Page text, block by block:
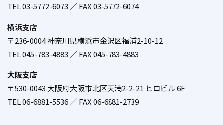
／
TEL 03-5772-6073 ／ FAX 03-5772-6074
横浜支店
〒236-0004 神奈川県横浜市金沢区福浦2-10-12
／
TEL 045-783-4883 ／ FAX 045-783-4883
大阪支店
〒530-0043 大阪府大阪市北区天満2-2-21 ヒロビル 6F
／
TEL 06-6881-5536 ／ FAX 06-6881-2739